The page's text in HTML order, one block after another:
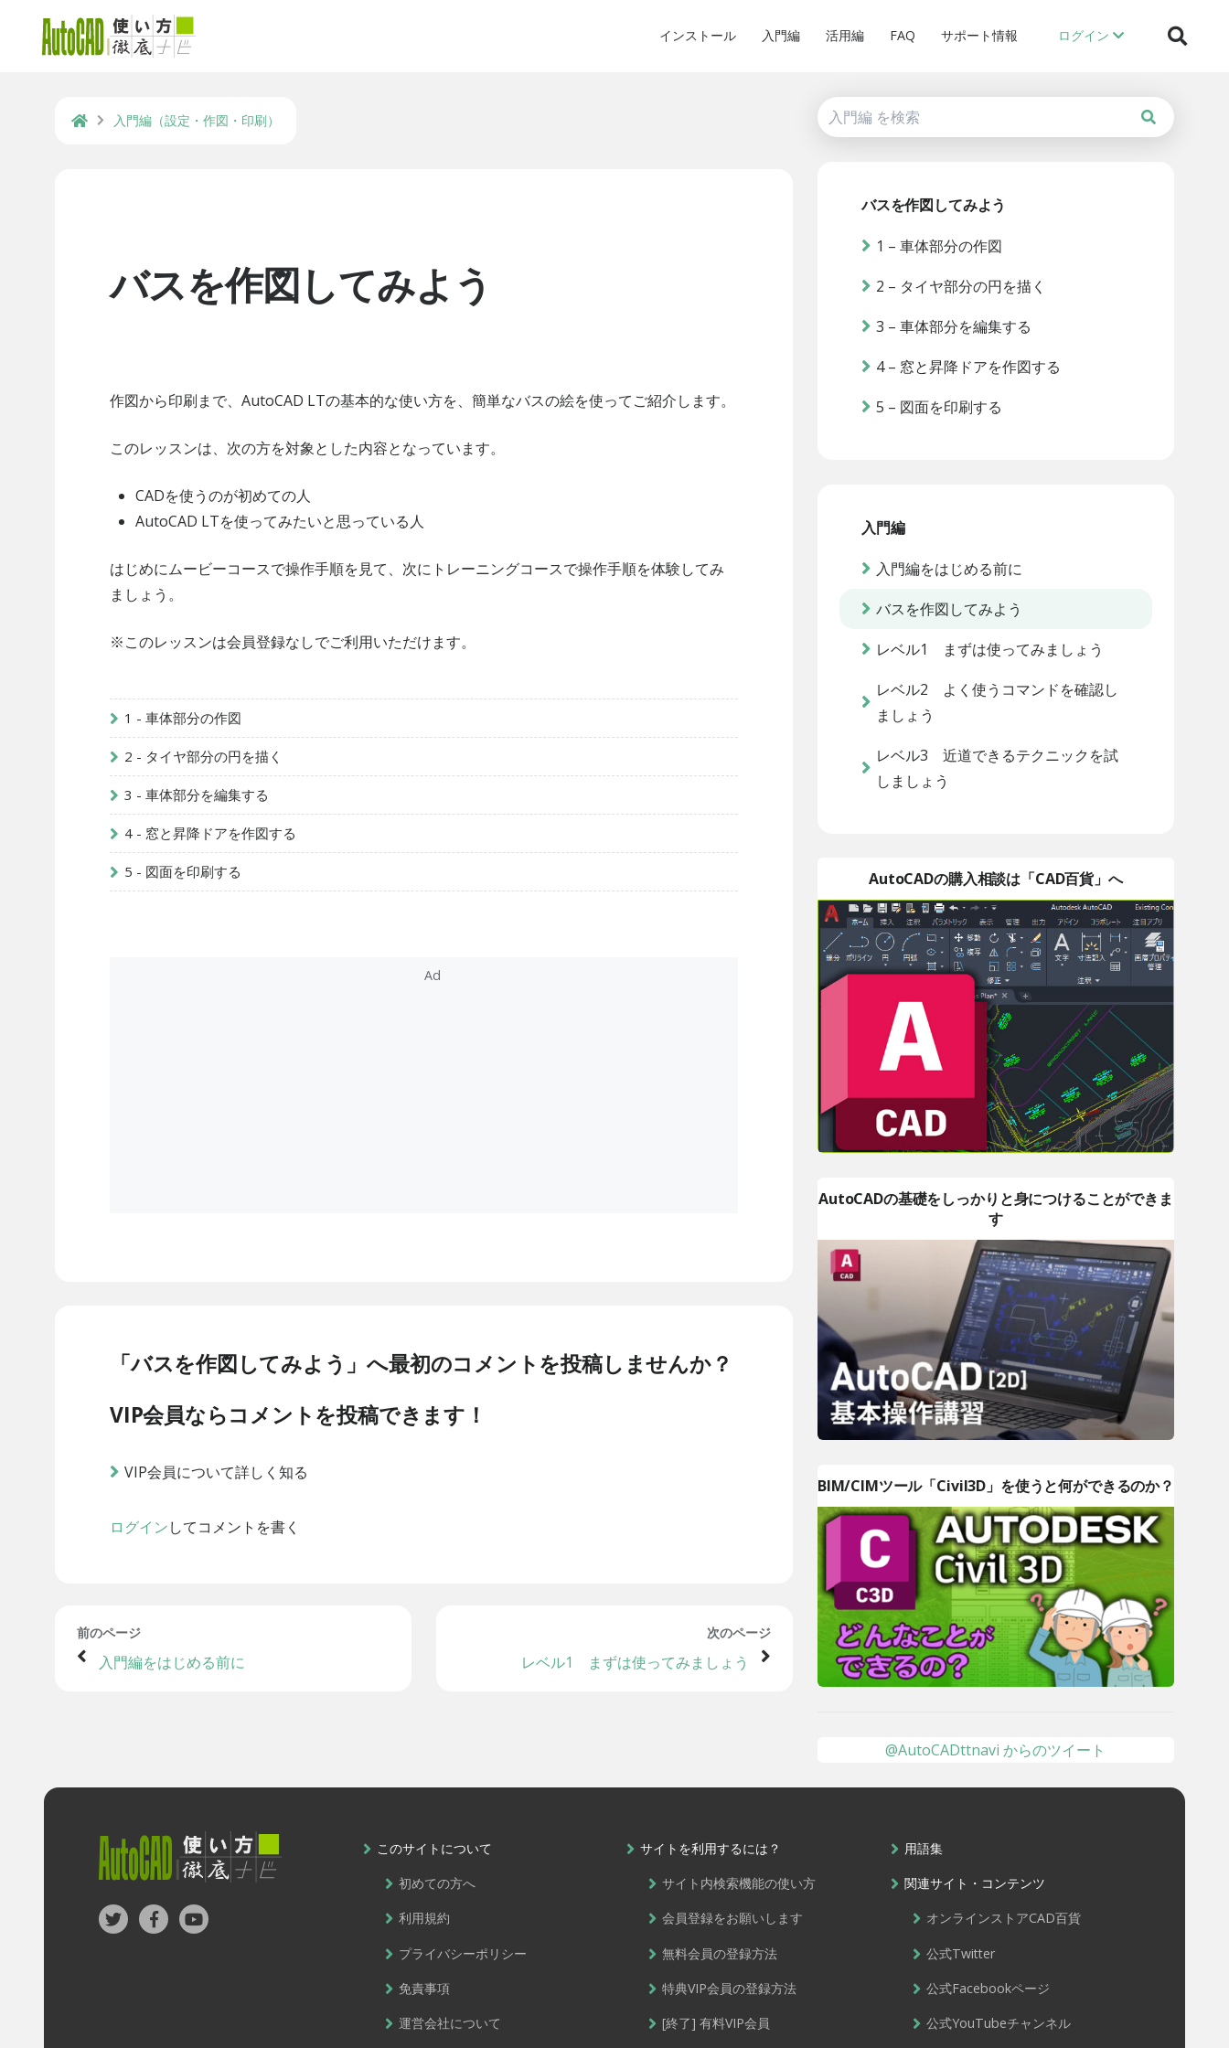
インストール 入門編 活用編 FAQ サポート情報 ログイン
入門編（設定・作図・印刷）
バスを作図してみよう
作図から印刷まで、AutoCAD LTの基本的な使い方を、簡単なバスの絵を使ってご紹介します。
このレッスンは、次の方を対象とした内容となっています。
CADを使うのが初めての人
AutoCAD LTを使ってみたいと思っている人
はじめにムービーコースで操作手順を見て、次にトレーニングコースで操作手順を体験してみ
ましょう。
※このレッスンは会員登録なしでご利用いただけます。
1 - 車体部分の作図
2 - タイヤ部分の円を描く
3 - 車体部分を編集する
4 - 窓と昇降ドアを作図する
5 - 図面を印刷する
「バスを作図してみよう」へ最初のコメントを投稿しませんか？
VIP会員ならコメントを投稿できます！
VIP会員について詳しく知る
ログインしてコメントを書く
前のページ
入門編をはじめる前に
次のページ
レベル1 まずは使ってみましょう
バスを作図してみよう
1 – 車体部分の作図
2 – タイヤ部分の円を描く
3 – 車体部分を編集する
4 – 窓と昇降ドアを作図する
5 – 図面を印刷する
入門編
入門編をはじめる前に
バスを作図してみよう
レベル1 まずは使ってみましょう
レベル2 よく使うコマンドを確認し
ましょう
レベル3 近道できるテクニックを試
しましょう
AutoCADの購入相談は「CAD百貨」へ
AutoCADの基礎をしっかりと身につけることができま
す
BIM/CIMツール「Civil3D」を使うと何ができるのか？
@AutoCADttnavi からのツイート
このサイトについて
初めての方へ
利用規約
プライバシーポリシー
免責事項
運営会社について
サイトを利用するには？
サイト内検索機能の使い方
会員登録をお願いします
無料会員の登録方法
特典VIP会員の登録方法
[終了] 有料VIP会員
用語集
関連サイト・コンテンツ
オンラインストアCAD百貨
公式Twitter
公式Facebookページ
公式YouTubeチャンネル